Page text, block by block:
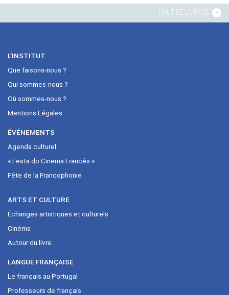
HAUT DE LA PAGE
L’INSTITUT
Que faisons-nous ?
Qui sommes-nous ?
Où sommes-nous ?
Mentions Légales
ÉVÉNEMENTS
Agenda culturel
« Festa do Cinema Francês »
Fête de la Francophonie
ARTS ET CULTURE
Échanges artistiques et culturels
Cinéma
Autour du livre
LANGUE FRANÇAISE
Le français au Portugal
Professeurs de français